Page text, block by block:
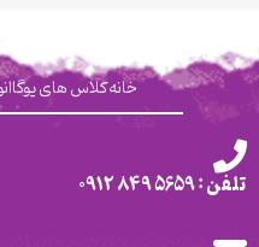
خانهکلاس های یوگا
تلفن : 5659 849 0912